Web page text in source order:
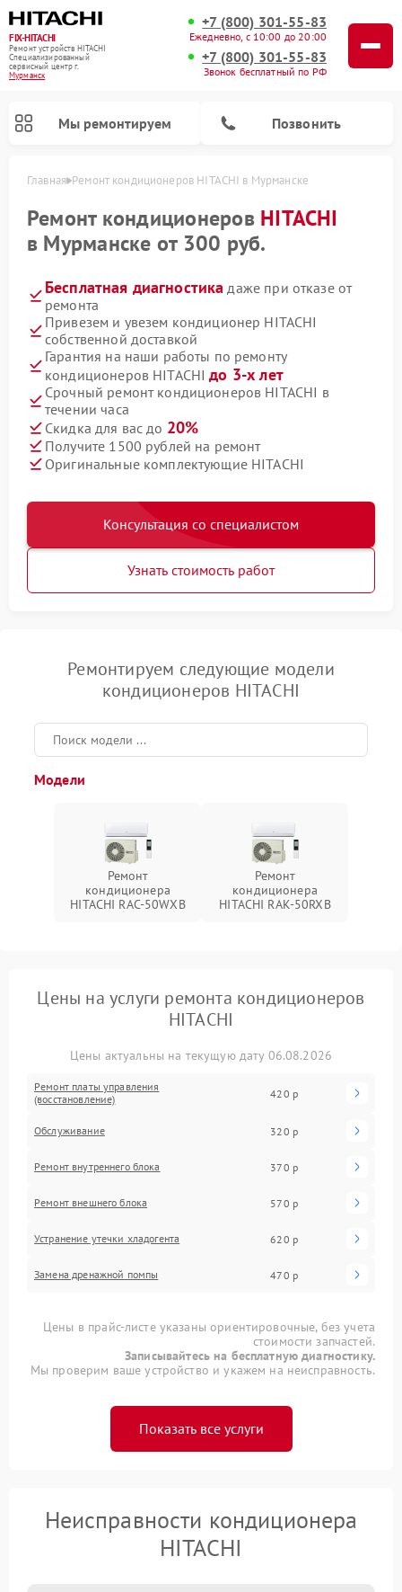
FIX-HITACHI
Ремонт устройств HITACHI
Специализированный
cервисный центр г.
Мурманск
+7 (800) 301-55-83
Ежедневно, с 10:00 до 20:00
+7 (800) 301-55-83
Звонок бесплатный по РФ
Мы ремонтируем Позвонить
Главная Ремонт кондиционеров HITACHI в Мурманске
Ремонт кондиционеров HITACHI
в Мурманске от 300 руб.
Бесплатная диагностика даже при отказе от
ремонта
Привезем и увезем кондиционер HITACHI
собственной доставкой
Гарантия на наши работы по ремонту
кондиционеров HITACHIдо 3-х лет
Срочный ремонт кондиционеров HITACHI в
течении часа
Скидка для вас до 20%
Получите 1500 рублей на ремонт
Оригинальные комплектующие HITACHI
Консультация со специалистом
Узнать стоимость работ
Ремонтируем следующие модели
кондиционеров HITACHI
Модели
Ремонт
кондиционера
HITACHI RAC-50WXB
Ремонт
кондиционера
HITACHI RAK-50RXB
Цены на услуги ремонта кондиционеров
HITACHI
Цены актуальны на текущую дату 06.08.2026
Ремонт платы управления
(восстановление)
420 р
Обслуживание 320 р
Ремонт внутреннего блока 370 р
Ремонт внешнего блока 570 р
Устранение утечки хладогента 620 р
Замена дренажной помпы 470 р
Цены в прайс-листе указаны ориентировочные, без учета
стоимости запчастей.
Записывайтесь на бесплатную диагностику.
Мы проверим ваше устройство и укажем на неисправность.
Показать все услуги
Неисправности кондиционера
HITACHI